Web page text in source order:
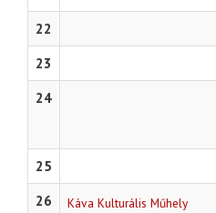
22
23
24
25
26
Káva Kulturális Műhely